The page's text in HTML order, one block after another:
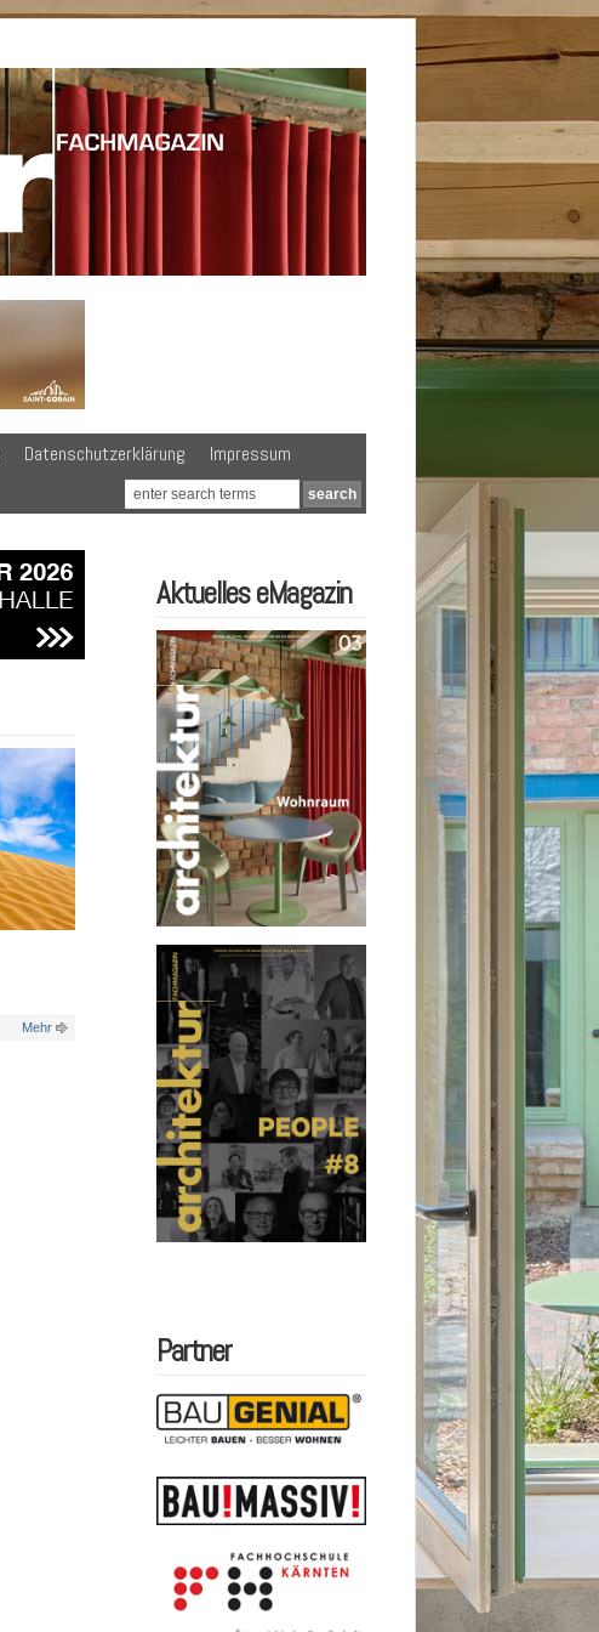
Datenschutzerklärung Impressum
Mehr
Aktuelles eMagazin
Partner